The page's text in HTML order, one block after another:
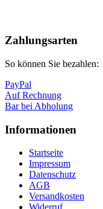
oben
Zahlungsarten
So können Sie bezahlen:
PayPal
Auf Rechnung
Bar bei Abholung
Informationen
Startseite
Impressum
Datenschutz
AGB
Versandkosten